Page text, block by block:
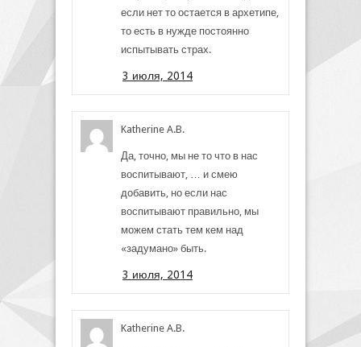
если нет то остается в архетипе,
то есть в нужде постоянно
испытывать страх.
3 июля, 2014
Katherine A.B.
Да, точно, мы не то что в нас
воспитывают, … и смею
добавить, но если нас
воспитывают правильно, мы
можем стать тем кем над
«задумано» быть.
3 июля, 2014
Katherine A.B.